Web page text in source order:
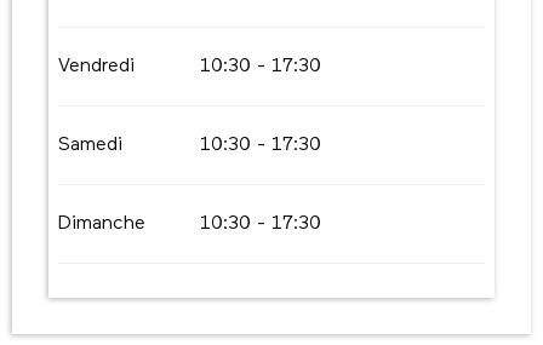
Vendredi 10:30 - 17:30
Samedi 10:30 - 17:30
Dimanche 10:30 - 17:30